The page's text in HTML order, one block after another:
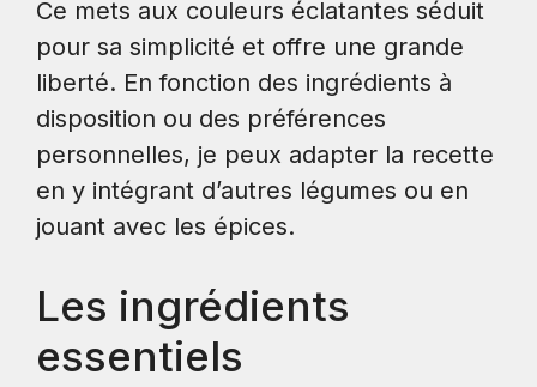
Ce mets aux couleurs éclatantes séduit
pour sa simplicité et offre une grande
liberté. En fonction des ingrédients à
disposition ou des préférences
personnelles, je peux adapter la recette
en y intégrant d’autres légumes ou en
jouant avec les épices.
Les ingrédients
essentiels